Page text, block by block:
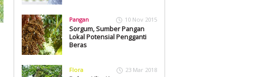
Pangan 10 Nov 2015
Sorgum, Sumber Pangan
Lokal Potensial Pengganti
Beras
Flora 23 Mar 2018